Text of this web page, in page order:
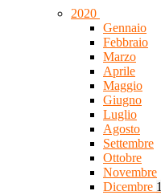
2020
Gennaio
Febbraio
Marzo
Aprile
Maggio
Giugno
Luglio
Agosto
Settembre
Ottobre
Novembre
Dicembre 1